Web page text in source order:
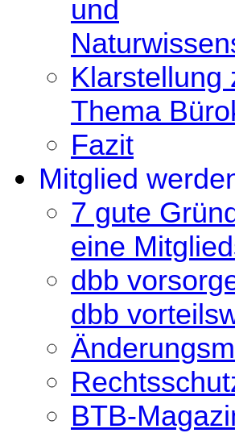
und
Klarstellung
Thema
Fazit
Mitglied
7 gute
eine
dbb
dbb
BTB-